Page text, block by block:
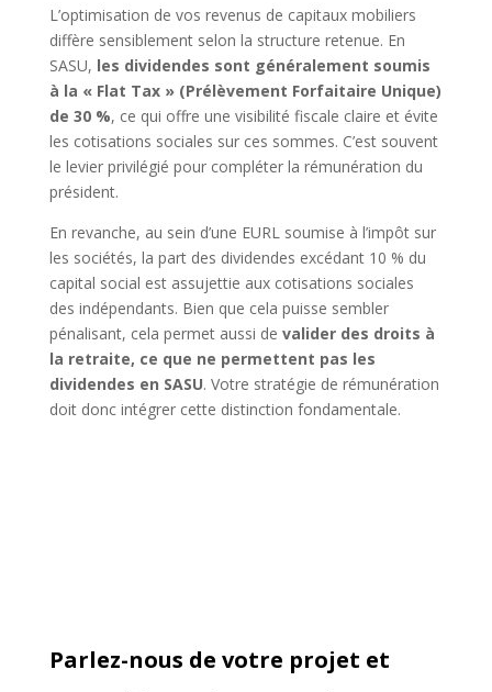
L’optimisation de vos revenus de capitaux mobiliers
diffère sensiblement selon la structure retenue. En
SASU, les dividendes sont généralement soumis
à la « Flat Tax » (Prélèvement Forfaitaire Unique)
de 30 %, ce qui offre une visibilité fiscale claire et évite
les cotisations sociales sur ces sommes. C’est souvent
le levier privilégié pour compléter la rémunération du
président.
En revanche, au sein d’une EURL soumise à l’impôt sur
les sociétés, la part des dividendes excédant 10 % du
capital social est assujettie aux cotisations sociales
des indépendants. Bien que cela puisse sembler
pénalisant, cela permet aussi de valider des droits à
la retraite, ce que ne permettent pas les
dividendes en SASU. Votre stratégie de rémunération
doit donc intégrer cette distinction fondamentale.
Parlez-nous de votre projet et